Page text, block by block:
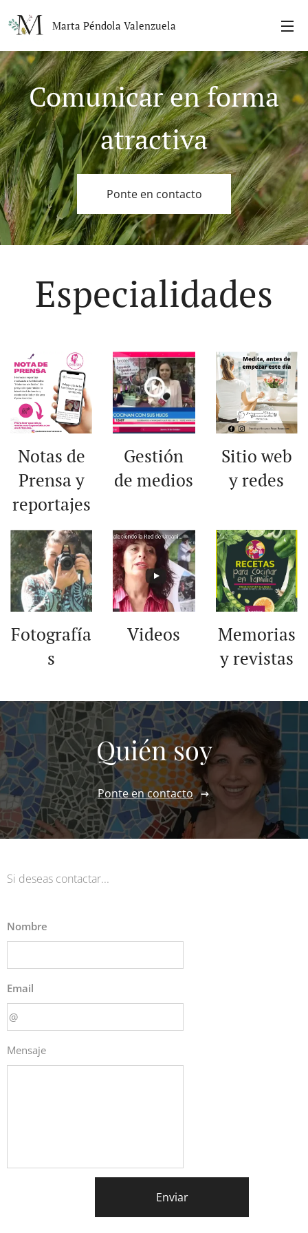
Marta Péndola Valenzuela
Comunicar en forma
atractiva
Ponte en contacto
Especialidades
Notas de
Prensa y
reportajes
Gestión
de medios
Sitio web
y redes
Fotografía
s
Videos
Memorias
y revistas
Quién soy
Ponte en contacto
Si deseas contactar...
Nombre
Email
Mensaje
Enviar